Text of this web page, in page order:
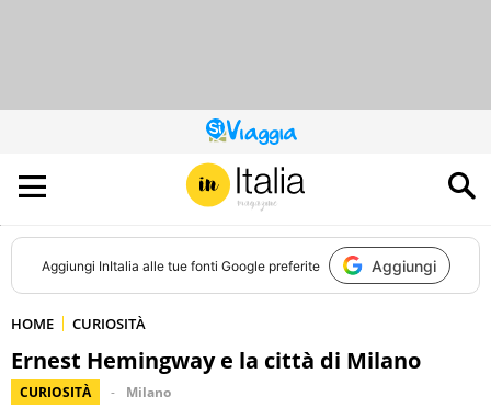
QUESTO
SITO
CONTRIBUISCE
ALL’AUDIENCE
DI
Aggiungi InItalia alle tue fonti Google preferite Aggiungi
HOME CURIOSITÀ
Ernest Hemingway e la città di Milano
CURIOSITÀ Milano